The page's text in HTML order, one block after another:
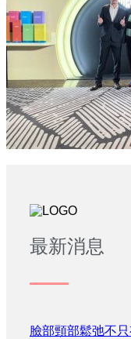
最新消息
臉部頸部鬆弛不